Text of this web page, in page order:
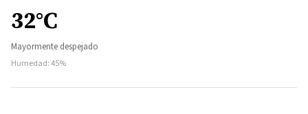
32°C
Mayormente despejado
Humedad: 45%